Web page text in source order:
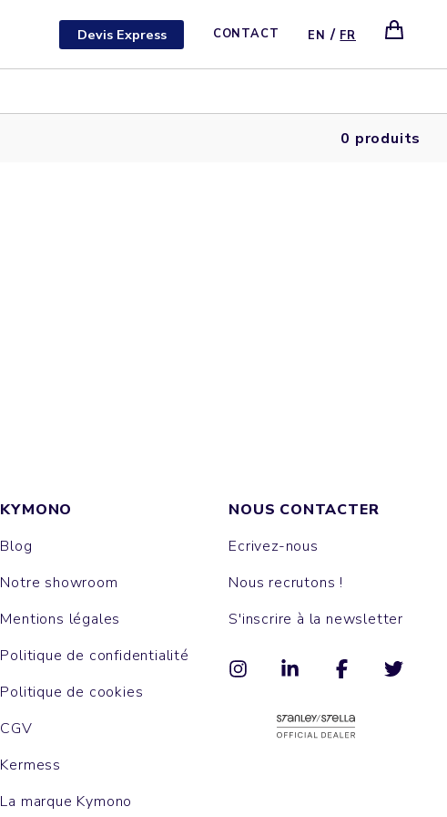
Devis Express CONTACT EN / FR
0 produits
KYMONO
Blog
Notre showroom
Mentions légales
Politique de confidentialité
Politique de cookies
CGV
Kermess
La marque Kymono
NOUS CONTACTER
Ecrivez-nous
Nous recrutons !
S'inscrire à la newsletter